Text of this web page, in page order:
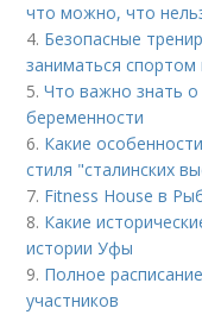
что можно, что
4. Безопасные
заниматься
5.Что важно знать
беременности
6. Какие
стиля "сталинских
7. Fitness House в
8. Какие
истории Уфы
9. Полное
участников